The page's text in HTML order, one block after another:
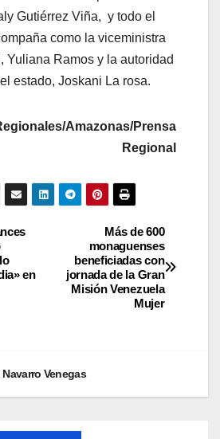
Gutiérrez Viña, y todo el
como la viceministra
Yuliana Ramos y la autoridad
estado, Joskani La rosa.
Amazonas/Prensa
Regional
Más de 600
monaguenses
beneficiadas con
jornada de la Gran
Misión Venezuela
Mujer
en
Venegas